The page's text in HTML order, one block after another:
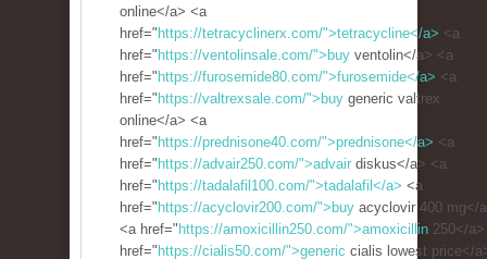
online</a> <a
href=" https://tetracyclinerx.com/">tetracycline</a> <a
href=" https://ventolinsale.com/">buy ventolin</a> <a
href=" https://furosemide80.com/">furosemide</a> <a
href=" https://valtrexsale.com/">buy generic valtrex
online</a> <a
href=" https://prednisone40.com/">prednisone</a> <a
href=" https://advair250.com/">advair diskus</a> <a
href=" https://tadalafil100.com/">tadalafil</a> <a
href=" https://acyclovir200.com/">buy acyclovir 400 mg</
<a href=" https://amoxicillin250.com/">amoxicillin 250</
href=" https://cialis50.com/">generic cialis lowest price</